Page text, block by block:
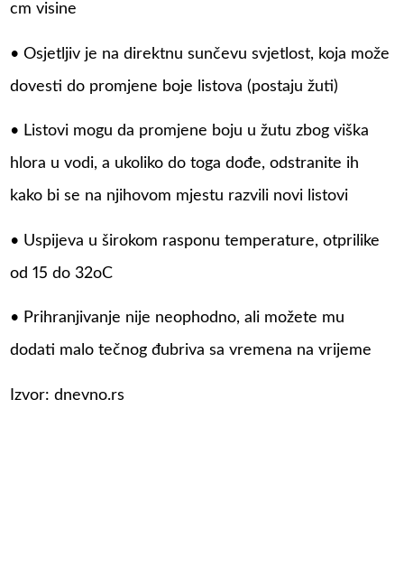
cm visine
• Osjetljiv je na direktnu sunčevu svjetlost, koja može
dovesti do promjene boje listova (postaju žuti)
• Listovi mogu da promjene boju u žutu zbog viška
hlora u vodi, a ukoliko do toga dođe, odstranite ih
kako bi se na njihovom mjestu razvili novi listovi
• Uspijeva u širokom rasponu temperature, otprilike
od 15 do 32oC
• Prihranjivanje nije neophodno, ali možete mu
dodati malo tečnog đubriva sa vremena na vrijeme
Izvor: dnevno.rs